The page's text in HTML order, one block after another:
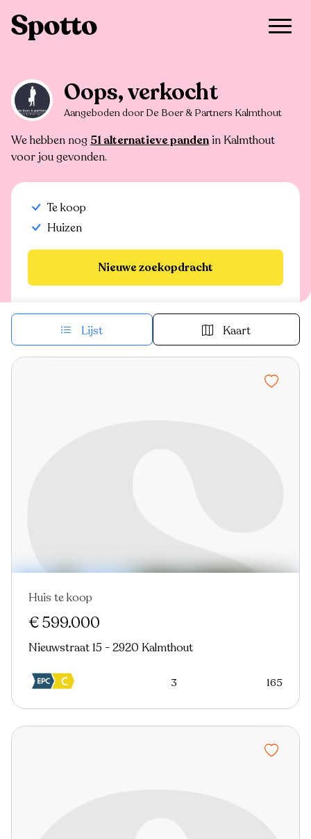
Oops, verkocht
Aangeboden door De Boer & Partners Kalmthout
We hebben nog 51 alternatieve panden in Kalmthout
voor jou gevonden.
Te koop
Huizen
Nieuwe zoekopdracht
Lijst Kaart
Nieuw
Huis te koop
€ 599.000
Nieuwstraat 15 - 2920 Kalmthout
3 165